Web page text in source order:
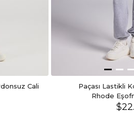
Cali
Paçası Lastikli
Rhode